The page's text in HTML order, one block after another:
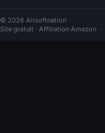
© 2026 Airsoftnation
Site gratuit · Affiliation Amazon ·